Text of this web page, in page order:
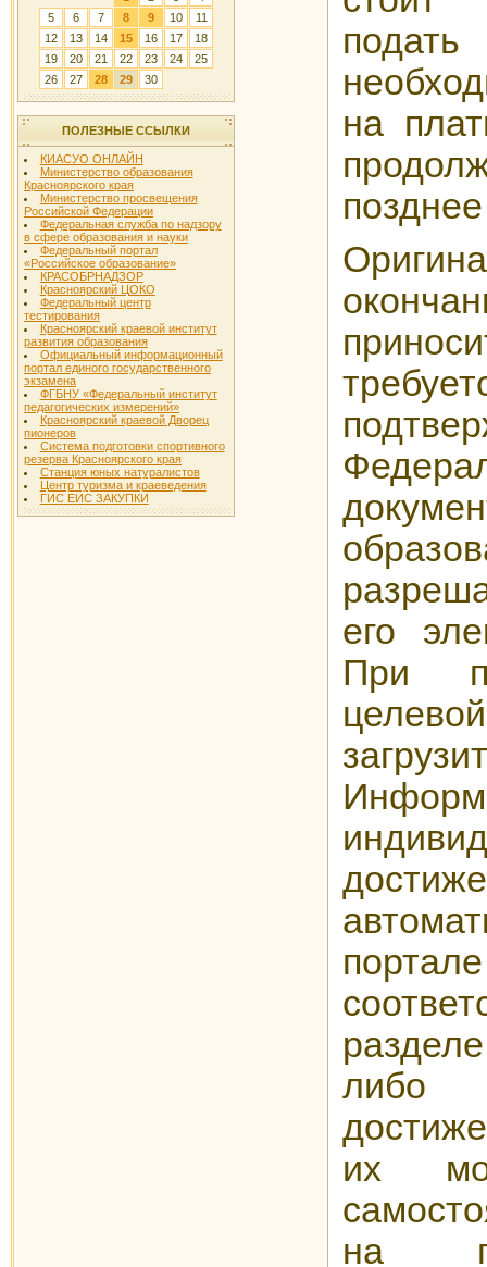
5
6 7 8 9 10
11
12
13 14 15 16 17
18
19
20 21 22 23 24
25
26
27 28 29 30
ПОЛЕЗНЫЕ ССЫЛКИ
КИАСУО ОНЛАЙН
Министерство образования
Красноярского края
Министерство просвещения
Российской Федерации
Федеральная служба по надзору
в сфере образования и науки
Федеральный портал
«Российское образование»
КРАСОБРНАДЗОР
Красноярский ЦОКО
Федеральный центр
тестирования
Красноярский краевой институт
развития образования
Официальный информационный
портал единого государственного
экзамена
ФГБНУ «Федеральный институт
педагогических измерений»
Красноярский краевой Дворец
пионеров
Система подготовки спортивного
резерва Красноярского края
Станция юных натуралистов
Центр туризма и краеведения
ГИС ЕИС ЗАКУПКИ
на
его
При
либо
их
на